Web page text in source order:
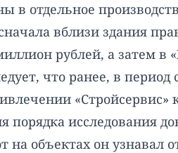
отдельное
вблизи здания
рублей, а затем
что ранее, в период
исследования
объектах он узнавал